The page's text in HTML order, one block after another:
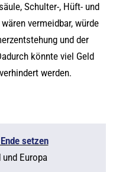
Schulter-, Hüft- und
vermeidbar, würde
und der
könnte viel Geld
werden.
setzen
Europa